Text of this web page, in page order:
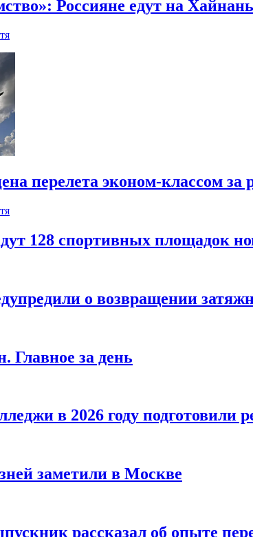
Россияне едут на
перелета эконом-классом за
128 спортивных площадок
о возвращении
Главное за день
в 2026 году подготовили
заметили в Москве
рассказал об опыте